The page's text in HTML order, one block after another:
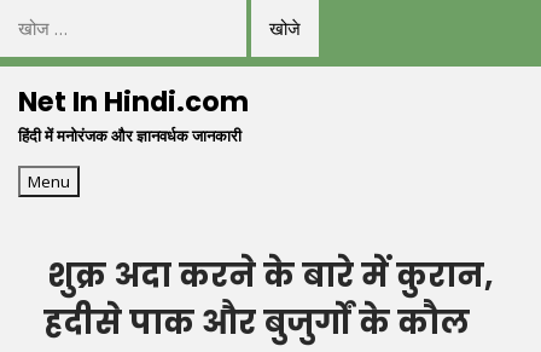
निम्न
को
खोजें:Net In Hindi.com
हिंदी में मनोरंजक और ज्ञानवर्धक जानकारी
Menu
शुक्र अदा करने के बारे में कुरान,
हदीसे पाक और बुजुर्गों के कौल